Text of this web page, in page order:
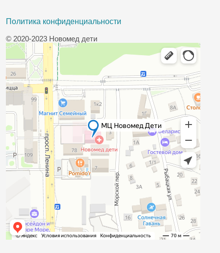
Политика конфиденциальности
© 2020-2023 Новомед дети